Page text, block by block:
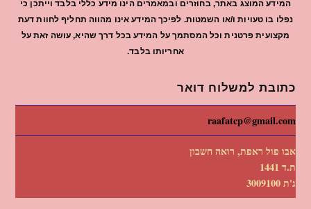
המידע המוצג באתר, בחוזרים ובמאמרים הינו מידע כללי בלבד וייתכן כי
נפלו בו טעויות ו/או השמטות. לפיכך המידע אינו מהווה תחליף לחוות דעת
מקצועית פרטנית וכל המסתמך על המידע בכל דרך שהיא, עושה זאת על
אחריותו בלבד.
כתובת למשלוח דואר
raafatcp@gmail.com
אבו פול ראפת, רואה חשבון
ת.ד 1441
ג'ת 3009100